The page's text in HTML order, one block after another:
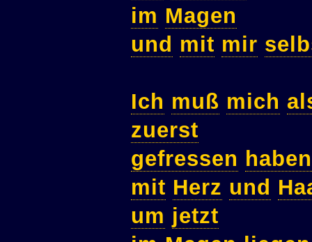
im Magen
und mit mir
Ich muß mich
zuerst
gefressen haben
mit Herz und
um jetzt